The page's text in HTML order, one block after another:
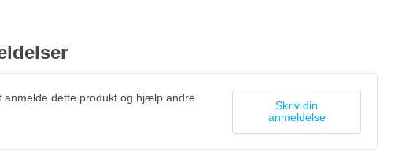
dette produkt og hjælp andre
Skriv din
anmeldelse